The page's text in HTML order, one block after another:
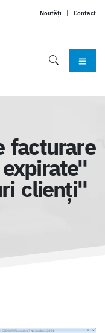
Noutăți | Contact
facturare
clienți"